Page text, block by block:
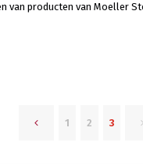
producten van Moeller
1 2 3